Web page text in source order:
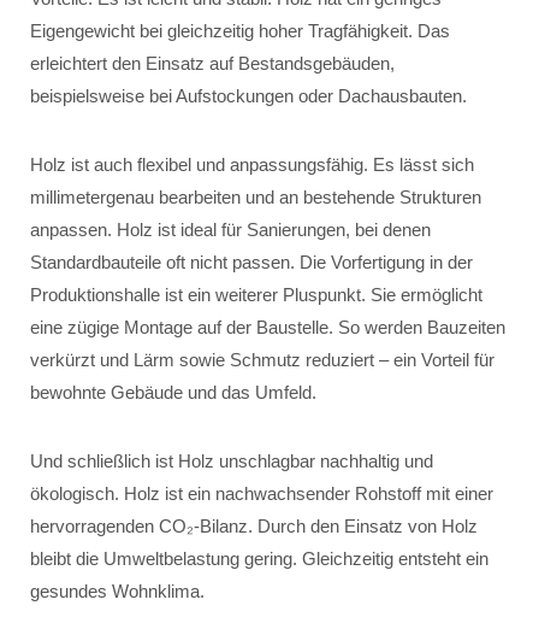
Eigengewicht bei gleichzeitig hoher Tragfähigkeit. Das
erleichtert den Einsatz auf Bestandsgebäuden,
beispielsweise bei Aufstockungen oder Dachausbauten.
Holz ist auch flexibel und anpassungsfähig. Es lässt sich
millimetergenau bearbeiten und an bestehende Strukturen
anpassen. Holz ist ideal für Sanierungen, bei denen
Standardbauteile oft nicht passen. Die Vorfertigung in der
Produktionshalle ist ein weiterer Pluspunkt. Sie ermöglicht
eine zügige Montage auf der Baustelle. So werden Bauzeiten
verkürzt und Lärm sowie Schmutz reduziert – ein Vorteil für
bewohnte Gebäude und das Umfeld.
Und schließlich ist Holz unschlagbar nachhaltig und
ökologisch. Holz ist ein nachwachsender Rohstoff mit einer
hervorragenden CO₂-Bilanz. Durch den Einsatz von Holz
bleibt die Umweltbelastung gering. Gleichzeitig entsteht ein
gesundes Wohnklima.